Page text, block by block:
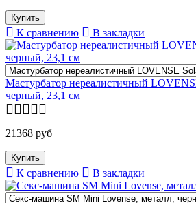
К сравнению В закладки
Мастурбатор нереалистичный
черный, 23,1 см
21368 руб
К сравнению В закладки